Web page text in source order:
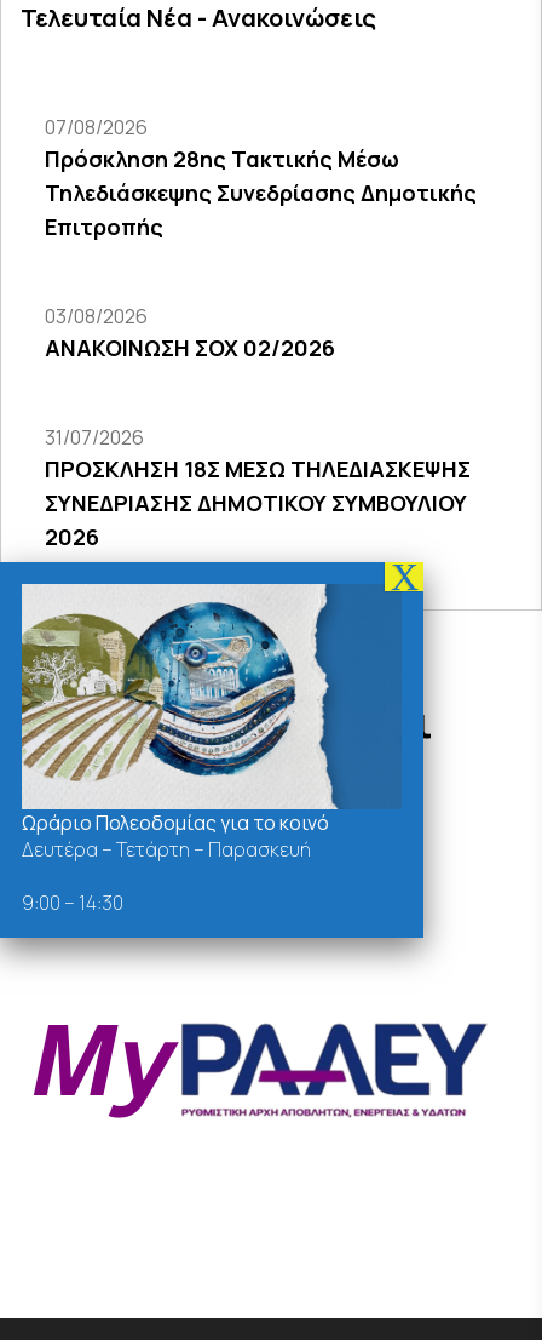
Τελευταία Νέα - Ανακοινώσεις
07/08/2026
Πρόσκληση 28ης Τακτικής Μέσω
Τηλεδιάσκεψης Συνεδρίασης Δημοτικής
Επιτροπής
03/08/2026
ΑΝΑΚΟΙΝΩΣΗ ΣΟΧ 02/2026
31/07/2026
ΠΡΟΣΚΛΗΣΗ 18Σ ΜΕΣΩ ΤΗΛΕΔΙΑΣΚΕΨΗΣ
ΣΥΝΕΔΡΙΑΣΗΣ ΔΗΜΟΤΙΚΟΥ ΣΥΜΒΟΥΛΙΟΥ
2026
Δράσεις - Χρήσιμοι
Σύνδεσμοι
Ωράριο Πολεοδομίας για το κοινό
Δευτέρα – Τετάρτη – Παρασκευή
9:00 – 14:30